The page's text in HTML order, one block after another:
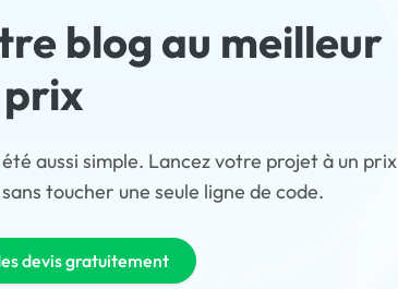
blog au meilleur
prix
aussi simple. Lancez votre projet à un prix
toucher une seule ligne de code.
devis gratuitement